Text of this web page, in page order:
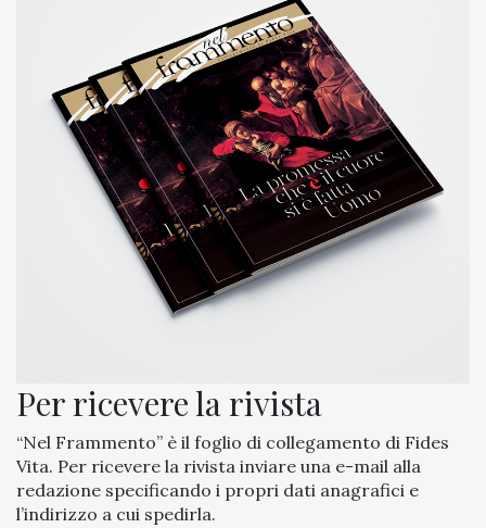
Per ricevere la rivista
“Nel Frammento” è il foglio di collegamento di Fides
Vita. Per ricevere la rivista inviare una e-mail alla
redazione specificando i propri dati anagrafici e
l’indirizzo a cui spedirla.